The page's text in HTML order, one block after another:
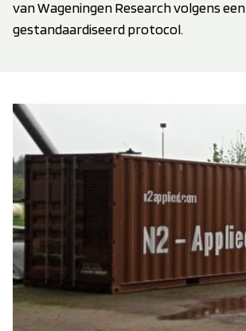
van Wageningen Research volgens een
gestandaardiseerd protocol.